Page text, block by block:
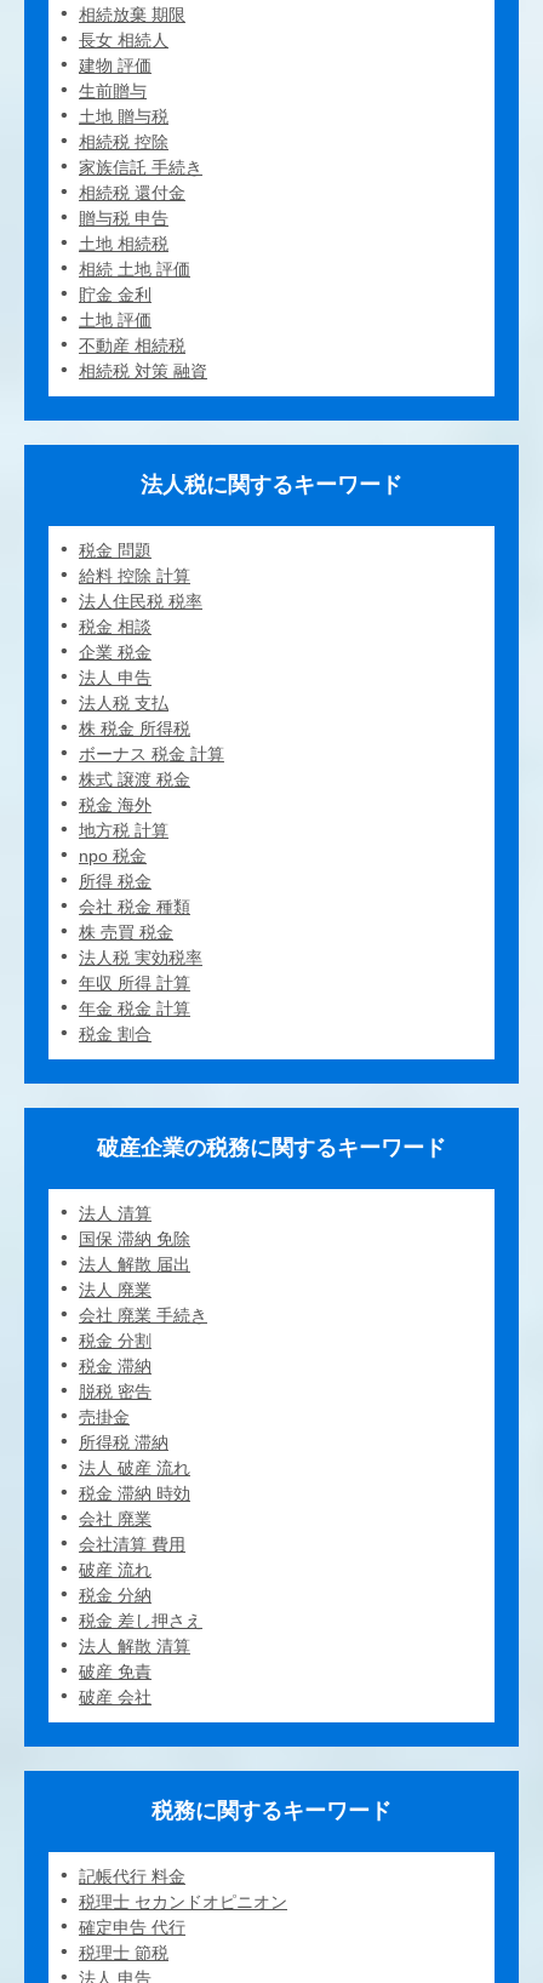
相続放棄 期限
長女 相続人
建物 評価
生前贈与
土地 贈与税
相続税 控除
家族信託 手続き
相続税 還付金
贈与税 申告
土地 相続税
相続 土地 評価
貯金 金利
土地 評価
不動産 相続税
相続税 対策 融資
法人税に関するキーワード
税金 問題
給料 控除 計算
法人住民税 税率
税金 相談
企業 税金
法人 申告
法人税 支払
株 税金 所得税
ボーナス 税金 計算
株式 譲渡 税金
税金 海外
地方税 計算
npo 税金
所得 税金
会社 税金 種類
株 売買 税金
法人税 実効税率
年収 所得 計算
年金 税金 計算
税金 割合
破産企業の税務に関するキーワード
法人 清算
国保 滞納 免除
法人 解散 届出
法人 廃業
会社 廃業 手続き
税金 分割
税金 滞納
脱税 密告
売掛金
所得税 滞納
法人 破産 流れ
税金 滞納 時効
会社 廃業
会社清算 費用
破産 流れ
税金 分納
税金 差し押さえ
法人 解散 清算
破産 免責
破産 会社
税務に関するキーワード
記帳代行 料金
税理士 セカンドオピニオン
確定申告 代行
税理士 節税
法人 申告